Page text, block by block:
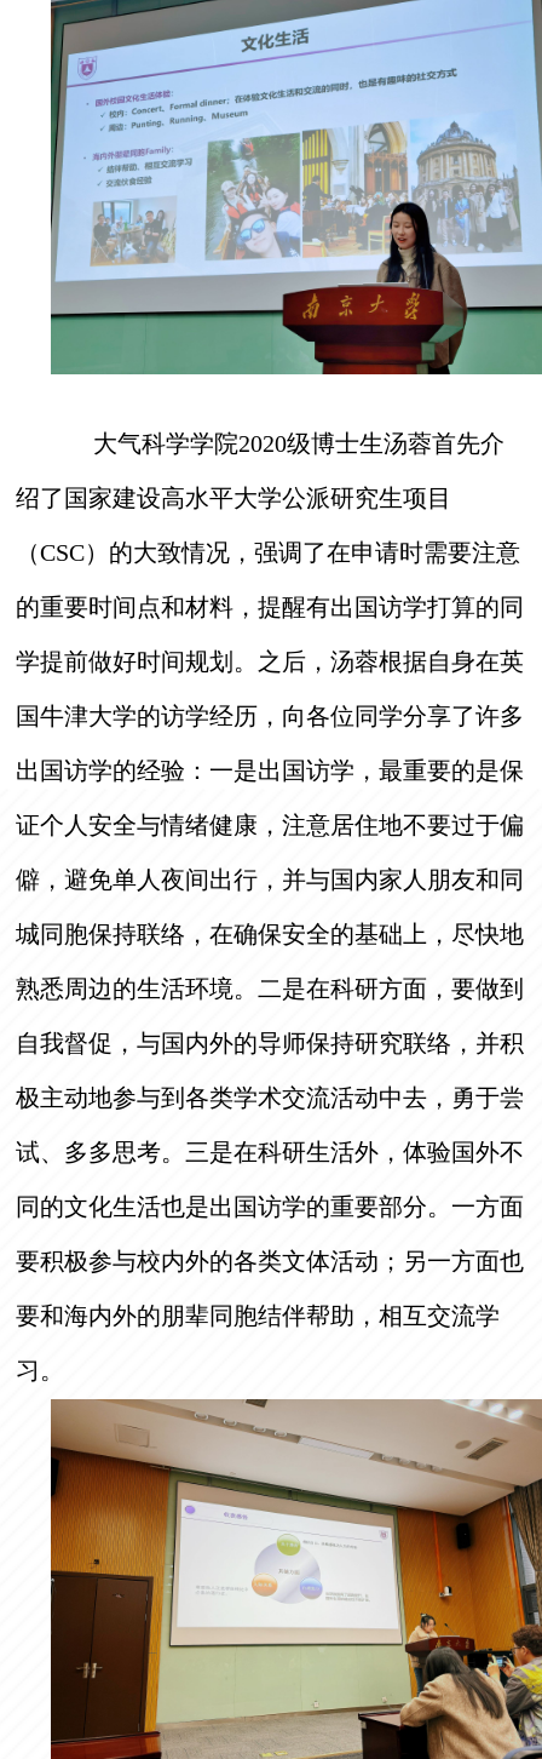
大气科学学院2020级博士生汤蓉首先介
绍了国家建设高水平大学公派研究生项目
（CSC）的大致情况，强调了在申请时需要注意
的重要时间点和材料，提醒有出国访学打算的同
学提前做好时间规划。之后，汤蓉根据自身在英
国牛津大学的访学经历，向各位同学分享了许多
出国访学的经验：一是出国访学，最重要的是保
证个人安全与情绪健康，注意居住地不要过于偏
僻，避免单人夜间出行，并与国内家人朋友和同
城同胞保持联络，在确保安全的基础上，尽快地
熟悉周边的生活环境。二是在科研方面，要做到
自我督促，与国内外的导师保持研究联络，并积
极主动地参与到各类学术交流活动中去，勇于尝
试、多多思考。三是在科研生活外，体验国外不
同的文化生活也是出国访学的重要部分。一方面
要积极参与校内外的各类文体活动；另一方面也
要和海内外的朋辈同胞结伴帮助，相互交流学
习。